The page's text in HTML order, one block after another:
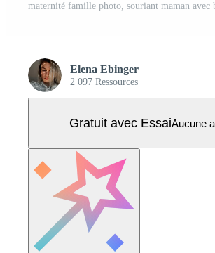
Elena Ebinger
2 097 Ressources
Gratuit avec EssaiAucune